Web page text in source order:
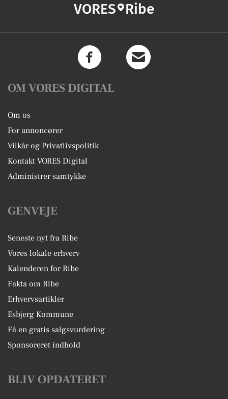
VORES Ribe
OM VORES DIGITAL
Om os
For annoncører
Vilkår og Privatlivspolitik
Kontakt VORES Digital
Administrer samtykke
GENVEJE
Seneste nyt fra Ribe
Vores lokale erhverv
Kalenderen for Ribe
Fakta om Ribe
Erhvervsartikler
Esbjerg Kommune
Få en gratis salgsvurdering
Sponsoreret indhold
BLIV OPDATERET